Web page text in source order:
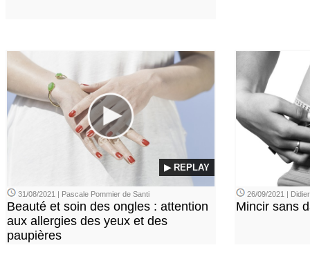
▶ REPLAY
31/08/2021 | Pascale Pommier de Santi
Beauté et soin des ongles : attention
aux allergies des yeux et des
paupières
26/09/2021 |
Mincir sans